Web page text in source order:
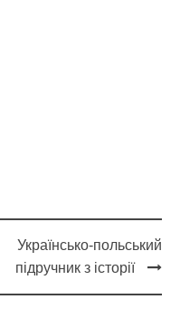
Українсько-польський
підручник з історії